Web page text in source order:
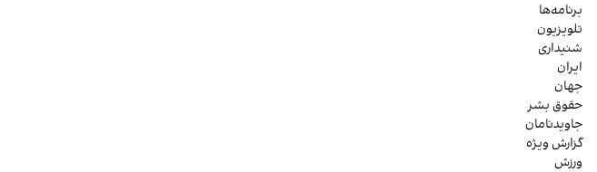
برنامه‌ها
تلویزیون
شنیداری
ایران
جهان
حقوق بشر
جاویدنامان
گزارش ویژه
ورزش